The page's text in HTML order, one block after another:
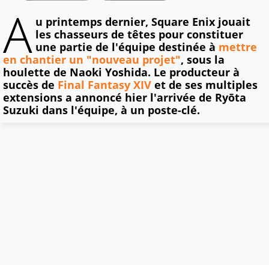
A u printemps dernier, Square Enix jouait
les chasseurs de têtes pour constituer
une partie de l'équipe destinée à mettre
en chantier un "nouveau projet", sous la
houlette de Naoki Yoshida. Le producteur à
succès de Final Fantasy XIV et de ses multiples
extensions a annoncé hier l'arrivée de Ryōta
Suzuki dans l'équipe, à un poste-clé.